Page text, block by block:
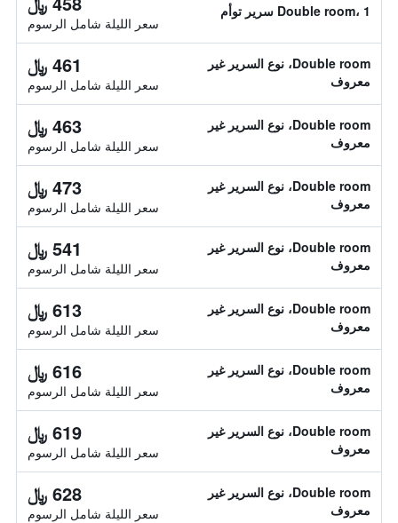
Double room، 1 سرير توأم
سعر الليلة شامل الرسوم
Double room، نوع السرير غير
معروف
461 ﷼
سعر الليلة شامل الرسوم
Double room، نوع السرير غير
معروف
463 ﷼
سعر الليلة شامل الرسوم
Double room، نوع السرير غير
معروف
473 ﷼
سعر الليلة شامل الرسوم
Double room، نوع السرير غير
معروف
541 ﷼
سعر الليلة شامل الرسوم
Double room، نوع السرير غير
معروف
613 ﷼
سعر الليلة شامل الرسوم
Double room، نوع السرير غير
معروف
616 ﷼
سعر الليلة شامل الرسوم
Double room، نوع السرير غير
معروف
619 ﷼
سعر الليلة شامل الرسوم
Double room، نوع السرير غير
معروف
628 ﷼
سعر الليلة شامل الرسوم